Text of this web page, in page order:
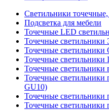
Светильники
Подсветка для мебели
Точечные LED
Точечные светильники
Точечные светильники
Точечные светильники
Точечные
Точечные светильники
GU10)
Точечные светильники
Точечные светильники